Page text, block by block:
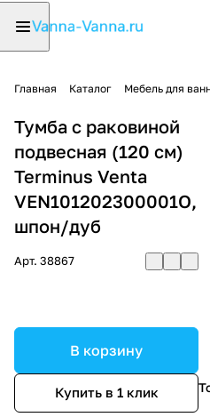
Главная Каталог Мебель для
Тумба с раковиной
подвесная (120 см)
Terminus Venta
VEN101202300001O,
шпон/дуб
Арт. 38867
В корзину
Купить в 1 клик